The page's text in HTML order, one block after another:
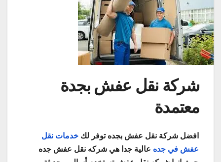
شركة نقل عفش بجدة
معتمدة
افضل شركة نقل عفش بجده توفر لك خدمات نقل
عفش في جده عالية جدا هي شركه نقل عفش جده